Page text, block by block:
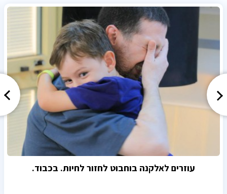
עוזרים לאלקנה בוחבוט לחזור לחיות. בכבוד.